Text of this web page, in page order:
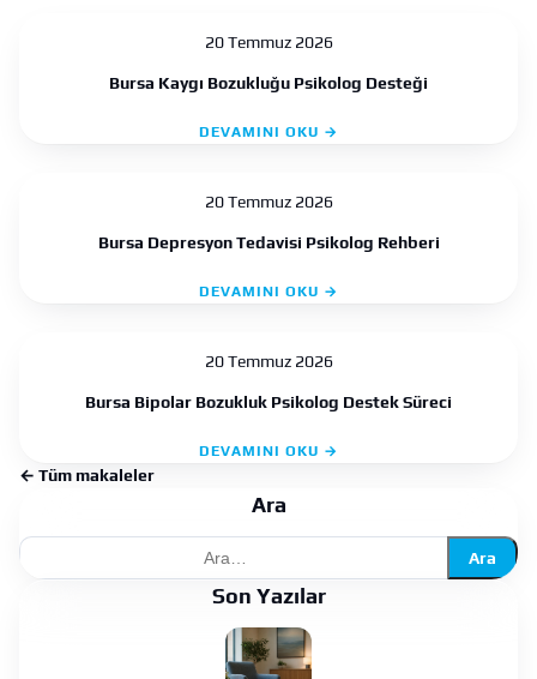
20 Temmuz 2026
Bursa Kaygı Bozukluğu Psikolog Desteği
DEVAMINI OKU →
20 Temmuz 2026
Bursa Depresyon Tedavisi Psikolog Rehberi
DEVAMINI OKU →
20 Temmuz 2026
Bursa Bipolar Bozukluk Psikolog Destek Süreci
DEVAMINI OKU →
← Tüm makaleler
Ara
Ara
Son Yazılar